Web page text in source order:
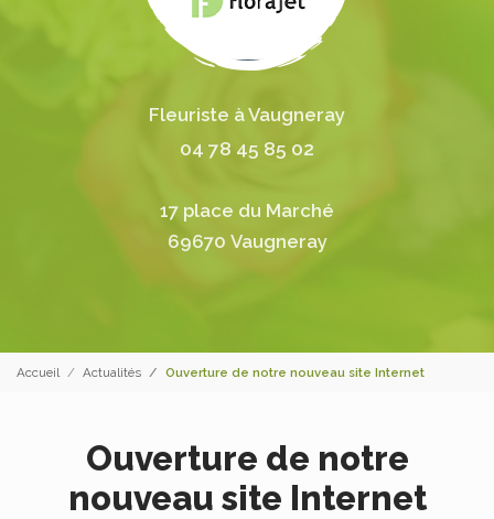
Fleuriste à Vaugneray
04 78 45 85 02
17 place du Marché
69670 Vaugneray
Accueil Actualités Ouverture de notre nouveau site Internet
Ouverture de notre
nouveau site Internet